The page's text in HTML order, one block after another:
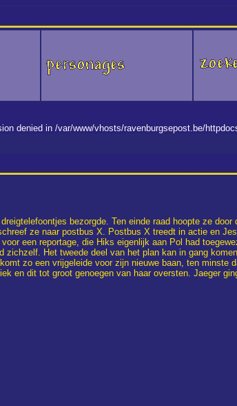
denied in /var/www/vhosts/ravenburgsepost.be/
bezorgde. Ten einde raad hoopte ze
ze naar postbus X. Postbus X treedt in actie en
een reportage, die Hiks eigenlijk aan Pol had
Het tweede deel van het plan kan in gang
zo een vrijgeleide voor zijn nieuwe baan, ten minste
en dit tot groot genoegen van haar oversten. Jaeger